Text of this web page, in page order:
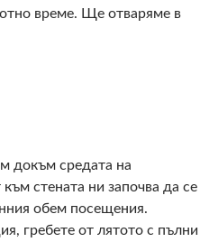
време. Ще отваряме в
докъм средата на
стената ни започва да се
обем посещения.
гребете от лятото с пълни